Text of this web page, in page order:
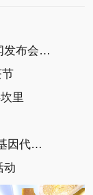
泉州法院知识产权刑事司法保护状况新闻发布会召开
节
里
安溪县第十八小学：学党史汲力量 红色基因代代传
动